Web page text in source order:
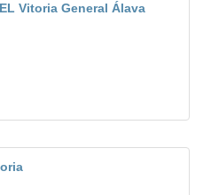
Vitoria General Álava